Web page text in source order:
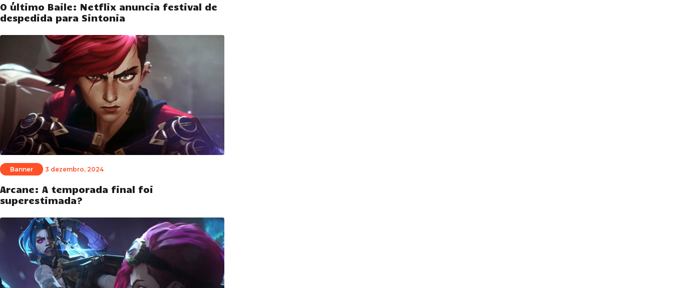
O último Baile: Netflix anuncia festival de
despedida para Sintonia
Banner 3 dezembro, 2024
Arcane: A temporada final foi
superestimada?